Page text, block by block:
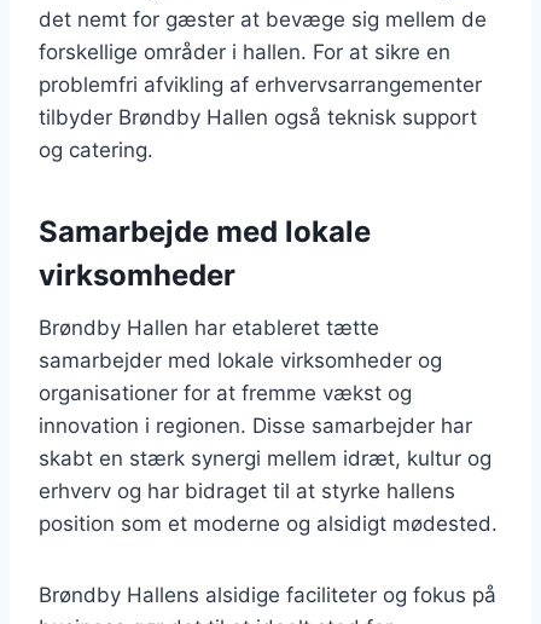
det nemt for gæster at bevæge sig mellem de
forskellige områder i hallen. For at sikre en
problemfri afvikling af erhvervsarrangementer
tilbyder Brøndby Hallen også teknisk support
og catering.
Samarbejde med lokale
virksomheder
Brøndby Hallen har etableret tætte
samarbejder med lokale virksomheder og
organisationer for at fremme vækst og
innovation i regionen. Disse samarbejder har
skabt en stærk synergi mellem idræt, kultur og
erhverv og har bidraget til at styrke hallens
position som et moderne og alsidigt mødested.
Brøndby Hallens alsidige faciliteter og fokus på